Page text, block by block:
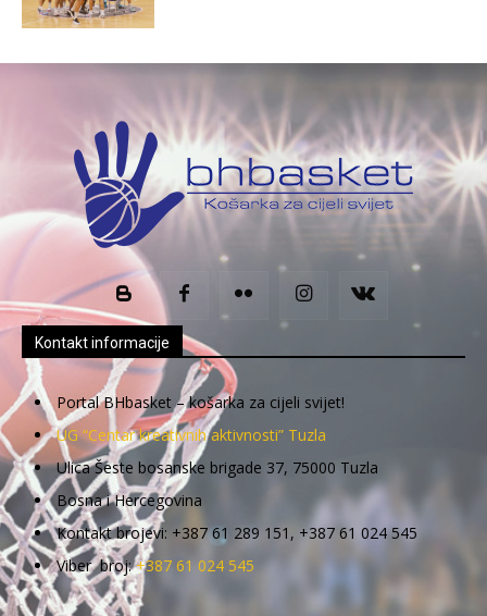
Kontakt informacije
Portal BHbasket – košarka za cijeli svijet!
UG “Centar kreativnih aktivnosti” Tuzla
Ulica Šeste bosanske brigade 37, 75000 Tuzla
Bosna i Hercegovina
Kontakt brojevi: +387 61 289 151, +387 61 024 545
Viber broj:+387 61 024 545